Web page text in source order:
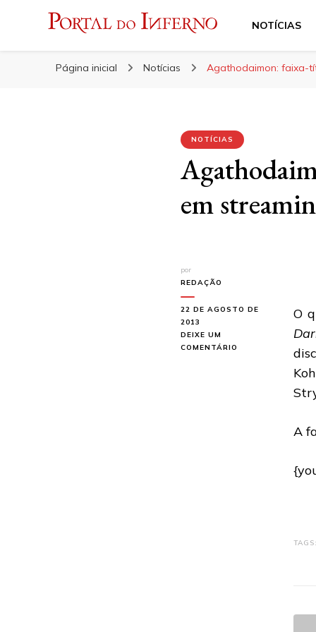
Portal do Inferno
NOTÍCIAS
Página inicial Notícias Agathodaimon: faixa-
NOTÍCIAS
em
por
REDAÇÃO
22 DE AGOSTO DE
2013
DEIXE UM
COMENTÁRIO
AGATHODAIMON:
O
A
TAGS: